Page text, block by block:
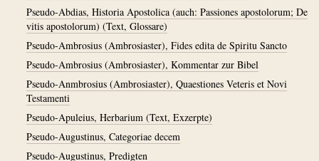
Pseudo-Abdias, Historia Apostolica (auch: Passiones apostolorum; De
vitis apostolorum) (Text, Glossare)
Pseudo-Ambrosius (Ambrosiaster), Fides edita de Spiritu Sancto
Pseudo-Ambrosius (Ambrosiaster), Kommentar zur Bibel
Pseudo-Anmbrosius (Ambrosiaster), Quaestiones Veteris et Novi
Testamenti
Pseudo-Apuleius, Herbarium (Text, Exzerpte)
Pseudo-Augustinus, Categoriae decem
Pseudo-Augustinus, Predigten